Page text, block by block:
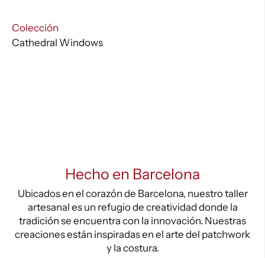
War0104
cantidad
Colección
Cathedral Windows
Hecho en Barcelona
Ubicados en el corazón de Barcelona, nuestro taller
artesanal es un refugio de creatividad donde la
tradición se encuentra con la innovación. Nuestras
creaciones están inspiradas en el arte del patchwork
y la costura.